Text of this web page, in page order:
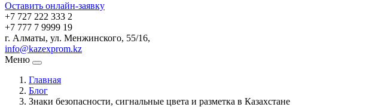
Оставить онлайн-заявку
+7 727 222 333 2
+7 777 7 9999 19
г. Алматы, ул. Менжинского, 55/16,
info@kazexprom.kz
Меню
Главная
Блог
Знаки безопасности, сигнальные цвета и разметка в Казахстане